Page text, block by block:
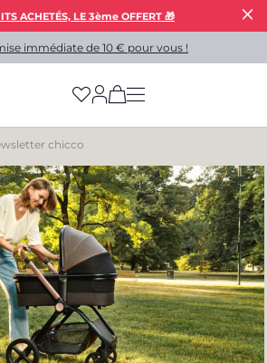
ACHETÉS, LE 3ème OFFERT 🎁
immédiate de 10 € pour vous !
(has more options
chicco